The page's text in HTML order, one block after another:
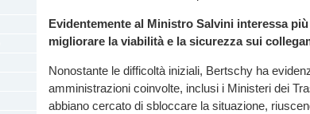
Evidentemente al Ministro Salvini interessa
migliorare la viabilità e la sicurezza sui
Nonostante le difficoltà iniziali, Bertschy ha
amministrazioni coinvolte, inclusi i Ministeri dei
abbiano cercato di sbloccare la situazione,